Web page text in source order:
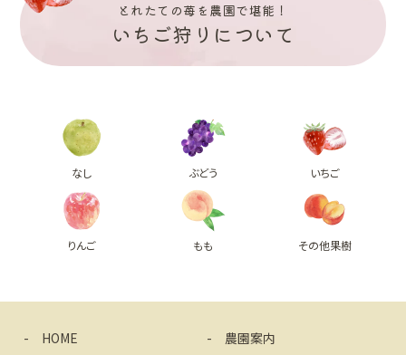
とれたての苺を農園で堪能！
いちご狩りについて
なし ぶどう いちご
りんご もも その他果樹
HOME
農園案内